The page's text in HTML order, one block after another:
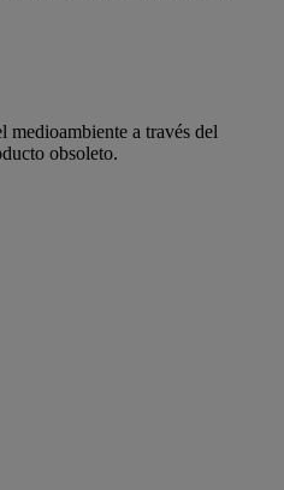
medioambiente a través del
obsoleto.